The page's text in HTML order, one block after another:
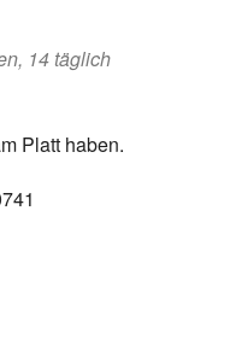
14 täglich
Platt haben.